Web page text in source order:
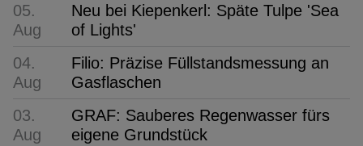
05.
Aug
Neu bei Kiepenkerl: Späte Tulpe 'Sea
of Lights'
04.
Aug
Filio: Präzise Füllstandsmessung an
Gasflaschen
03.
Aug
GRAF: Sauberes Regenwasser fürs
eigene Grundstück